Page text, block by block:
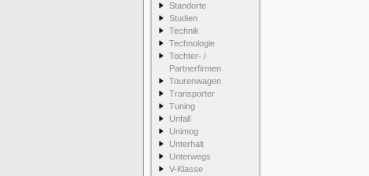
Standorte
Studien
Technik
Technologie
Tochter- /
Partnerfirmen
Tourenwagen
Transporter
Tuning
Unfall
Unimog
Unterhalt
Unterwegs
V-Klasse